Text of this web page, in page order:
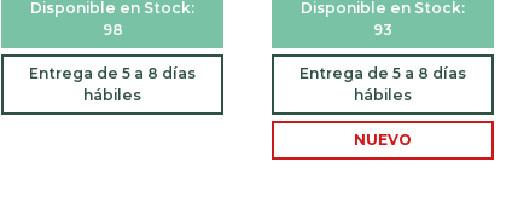
Disponible en Stock:
98
Entrega de 5 a 8 días
hábiles
Disponible en Stock:
93
Entrega de 5 a 8 días
hábiles
NUEVO